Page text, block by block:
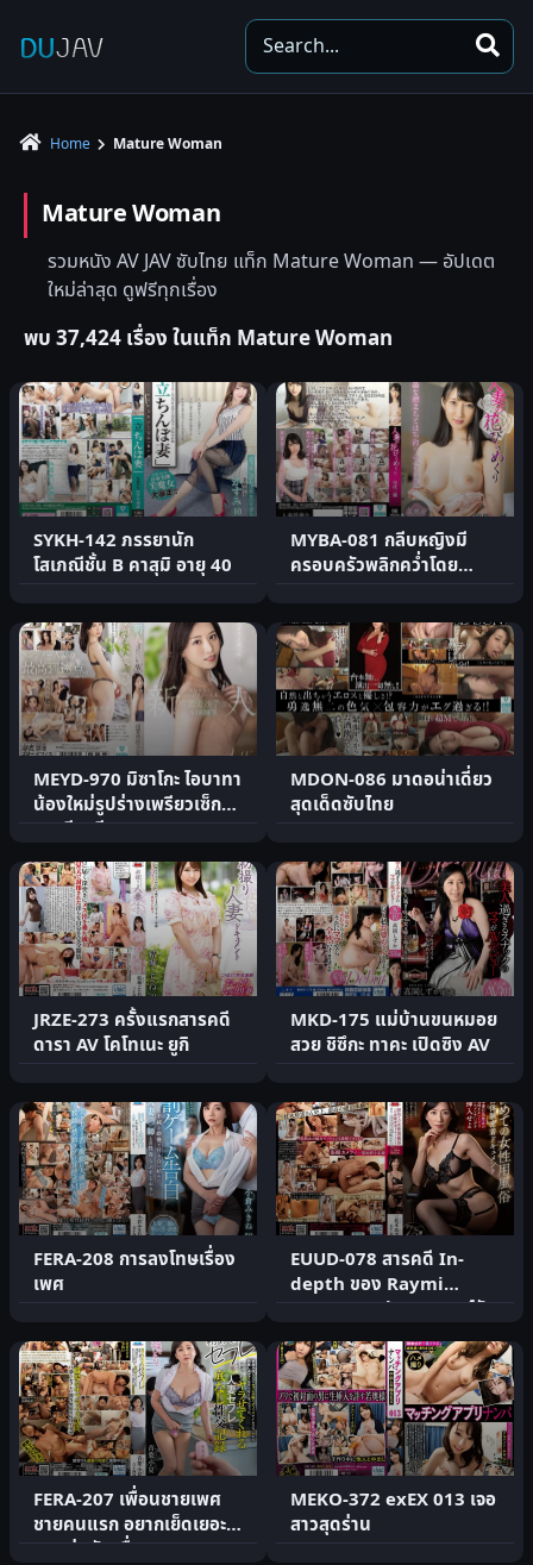
e
a
Home Mature Woman
Mature Woman
รวมหนัง AV JAV ซับไทย แท็ก Mature Woman — อัปเดต
ใหม่ล่าสุด ดูฟรีทุกเรื่อง
พบ 37,424 เรื่อง ในแท็ก Mature Woman
SYKH-142 ภรรยานัก
โสเภณีชั้น B คาสุมิ อายุ 40
MYBA-081 กลีบหญิงมี
ครอบครัวพลิกคว่ำโดย
Yukishiro Ichiho
MEYD-970 มิซาโกะ ไอบาทา
น้องใหม่รูปร่างเพรียวเซ็กซี่
สาวมีสามี
MDON-086 มาดอน่าเดี่ยว
สุดเด็ดซับไทย
JRZE-273 ครั้งแรกสารคดี
ดารา AV โคโทเนะ ยูกิ
MKD-175 แม่บ้านขนหมอย
สวย ชิซึกะ ทาคะ เปิดซิง AV
FERA-208 การลงโทษเรื่อง
เพศ
EUUD-078 สารคดี In-
depth ของ Raymi
Saeaguza ประสบการณ์วัน
แรกที่ซ่อ.
FERA-207 เพื่อนชายเพศ
ชายคนแรก อยากเย็ดเยอะ
เลยเล่นกับเพื่อนชาย
MEKO-372 exEX 013 เจอ
สาวสุดร่าน